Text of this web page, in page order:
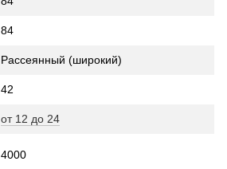
84
Рассеянный (широкий)
42
от 12 до 24
4000